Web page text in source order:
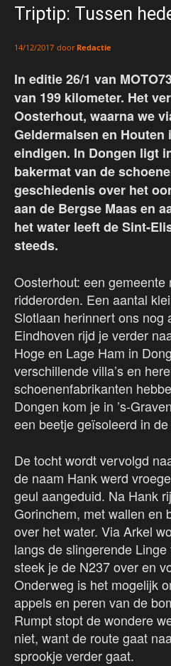
Triptip: Tussen
14/12/2017 door Redactie
In editie 26/1 van
van 199 kilometer. Het
Oosterhout, waarna we
Geldermalsen en Houten
eindigen. In Dongen ligt
bakermat van de
geschiedenis over het
aan de Bergse Maas en
het water leeft de Sint-
steeds.
Oosterhout: een gemeente
ridderorden. Een aantal
Slotlaan herinnert ons nog
Eindhoven rijd je verder
Hoge en Lage Ham in
verschillende villa’s en
schoenenfabrikanten
Dongen kom je in ’s-
een beetje geïsoleerd in
De tocht wordt vervolgd
de naam Hank werd
geul aangeduid. Na Hank
Gorinchem, met wallen en
over het water. Via Arkel
langs de slingerende
steek je de N237 over en
Onderweg is het mogelijk
appels en peren van de
Rumpt stopt de wondere
niet, want de route gaat
sprookje verder gaat.